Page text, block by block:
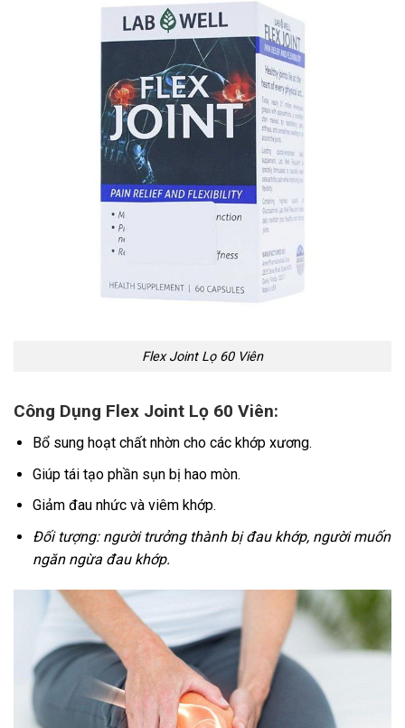
Flex Joint Lọ 60 Viên
Công Dụng Flex Joint Lọ 60 Viên:
Bổ sung hoạt chất nhờn cho các khớp xương.
Giúp tái tạo phần sụn bị hao mòn.
Giảm đau nhức và viêm khớp.
Đối tượng: người trưởng thành bị đau khớp, người muốn
ngăn ngừa đau khớp.